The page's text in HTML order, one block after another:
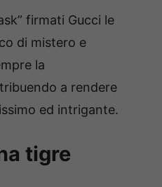
firmati Gucci le
di mistero e
la
a rendere
ed intrigante.
tigre